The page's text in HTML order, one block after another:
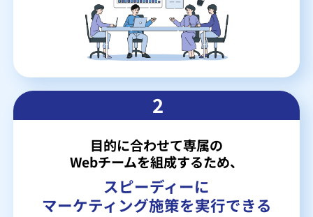
2
目的に合わせて専属の
Webチームを組成するため、
スピーディーに
マーケティング施策を実行できる